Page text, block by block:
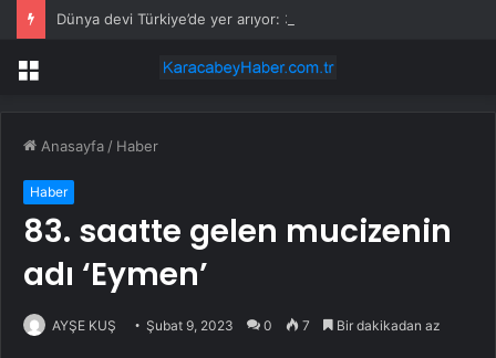
Menü
Anasayfa / Haber
Haber
83. saatte gelen mucizenin
adı ‘Eymen’
AYŞE KUŞ Şubat 9, 2023 0 7 Bir dakikadan az